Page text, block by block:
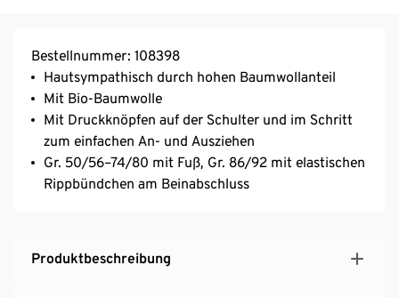
Bestellnummer: 108398
Hautsympathisch durch hohen Baumwollanteil
Mit Bio-Baumwolle
Mit Druckknöpfen auf der Schulter und im Schritt
zum einfachen An- und Ausziehen
Gr. 50/56–74/80 mit Fuß, Gr. 86/92 mit elastischen
Rippbündchen am Beinabschluss
Produktbeschreibung